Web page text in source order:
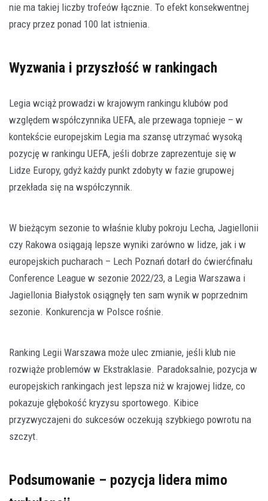
nie ma takiej liczby trofeów łącznie. To efekt konsekwentnej
pracy przez ponad 100 lat istnienia.
Wyzwania i przyszłość w rankingach
Legia wciąż prowadzi w krajowym rankingu klubów pod
względem współczynnika UEFA, ale przewaga topnieje – w
kontekście europejskim Legia ma szansę utrzymać wysoką
pozycję w rankingu UEFA, jeśli dobrze zaprezentuje się w
Lidze Europy, gdyż każdy punkt zdobyty w fazie grupowej
przekłada się na współczynnik.
W bieżącym sezonie to właśnie kluby pokroju Lecha, Jagiellonii
czy Rakowa osiągają lepsze wyniki zarówno w lidze, jak i w
europejskich pucharach – Lech Poznań dotarł do ćwierćfinału
Conference League w sezonie 2022/23, a Legia Warszawa i
Jagiellonia Białystok osiągnęły ten sam wynik w poprzednim
sezonie. Konkurencja w Polsce rośnie.
Ranking Legii Warszawa może ulec zmianie, jeśli klub nie
rozwiąże problemów w Ekstraklasie. Paradoksalnie, pozycja w
europejskich rankingach jest lepsza niż w krajowej lidze, co
pokazuje głębokość kryzysu sportowego. Kibice
przyzwyczajeni do sukcesów oczekują szybkiego powrotu na
szczyt.
Podsumowanie – pozycja lidera mimo